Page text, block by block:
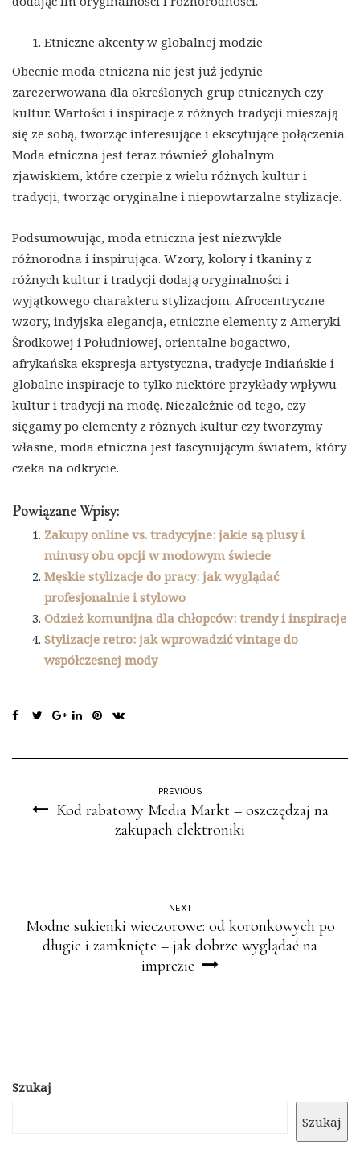
Etniczne akcenty w globalnej modzie
Obecnie moda etniczna nie jest już jedynie
zarezerwowana dla określonych grup etnicznych czy
kultur. Wartości i inspiracje z różnych tradycji mieszają
się ze sobą, tworząc interesujące i ekscytujące połączenia.
Moda etniczna jest teraz również globalnym
zjawiskiem, które czerpie z wielu różnych kultur i
tradycji, tworząc oryginalne i niepowtarzalne stylizacje.
Podsumowując, moda etniczna jest niezwykle
różnorodna i inspirująca. Wzory, kolory i tkaniny z
różnych kultur i tradycji dodają oryginalności i
wyjątkowego charakteru stylizacjom. Afrocentryczne
wzory, indyjska elegancja, etniczne elementy z Ameryki
Środkowej i Południowej, orientalne bogactwo,
afrykańska ekspresja artystyczna, tradycje Indiańskie i
globalne inspiracje to tylko niektóre przykłady wpływu
kultur i tradycji na modę. Niezależnie od tego, czy
sięgamy po elementy z różnych kultur czy tworzymy
własne, moda etniczna jest fascynującym światem, który
czeka na odkrycie.
Powiązane Wpisy:
Zakupy online vs. tradycyjne: jakie są plusy i
minusy obu opcji w modowym świecie
Męskie stylizacje do pracy: jak wyglądać
profesjonalnie i stylowo
Odzież komunijna dla chłopców: trendy i inspiracje
Stylizacje retro: jak wprowadzić vintage do
współczesnej mody
PREVIOUS
Kod rabatowy Media Markt – oszczędzaj na
zakupach elektroniki
NEXT
Modne sukienki wieczorowe: od koronkowych po
długie i zamknięte – jak dobrze wyglądać na
imprezie
Szukaj
Szukaj